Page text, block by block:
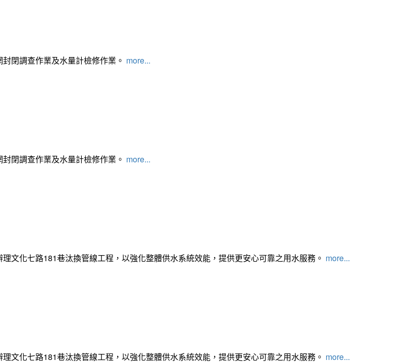
閉調查作業及水量計檢修作業。 more...
閉調查作業及水量計檢修作業。 more...
文化七路181巷汰換管線工程，以強化整體供水系統效能，提供更安心可靠之用水服務。 more...
文化七路181巷汰換管線工程，以強化整體供水系統效能，提供更安心可靠之用水服務。 more...